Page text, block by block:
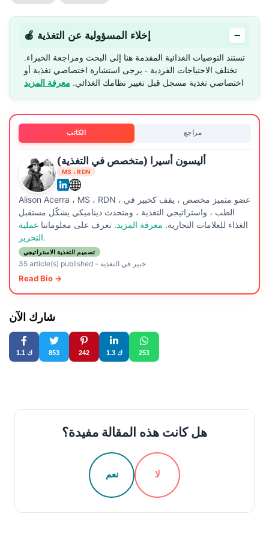
🍎 إخلاء المسؤولية عن التغذية −
تستند التوصيات الغذائية المقدمة هنا إلى البحث ومراجعة الخبراء.
تختلف الاحتياجات الفردية - يرجى استشارة اختصاصي تغذية أو
اختصاصي تغذية مسجل قبل تغيير نظامك الغذائي. معرفة المزيد
الكاتب مراجع
أليسون أسيرا (متخصص في التغذية)
MS ، RDN
Alison Acerra ، MS ، RDN ، عضو متميز مخصص ، يقف كخبير في
الطب ، واستراتيجي التغذية ، ومتحدث ديناميكي يشكّل مستقبل
الغذاء للعلامات التجارية. معرفة المزيد. تعرف على معلوماتنا عملية
التحرير.
تصميم التغذية الاستراتيجي
35 article(s) published- خبير في التغذية
Read Bio →
شارك الآن
1.1 ك 853 242 1.3 ك 253
هل كانت هذه المقالة مفيدة؟
نعم لا